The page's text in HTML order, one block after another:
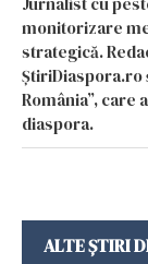
monitorizare
strategică.
ȘtiriDiaspora.ro
România”,
diaspora.
ALTE ȘTIRI